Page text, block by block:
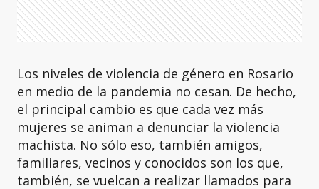
Los niveles de violencia de género en Rosario
en medio de la pandemia no cesan. De hecho,
el principal cambio es que cada vez más
mujeres se animan a denunciar la violencia
machista. No sólo eso, también amigos,
familiares, vecinos y conocidos son los que,
también, se vuelcan a realizar llamados para